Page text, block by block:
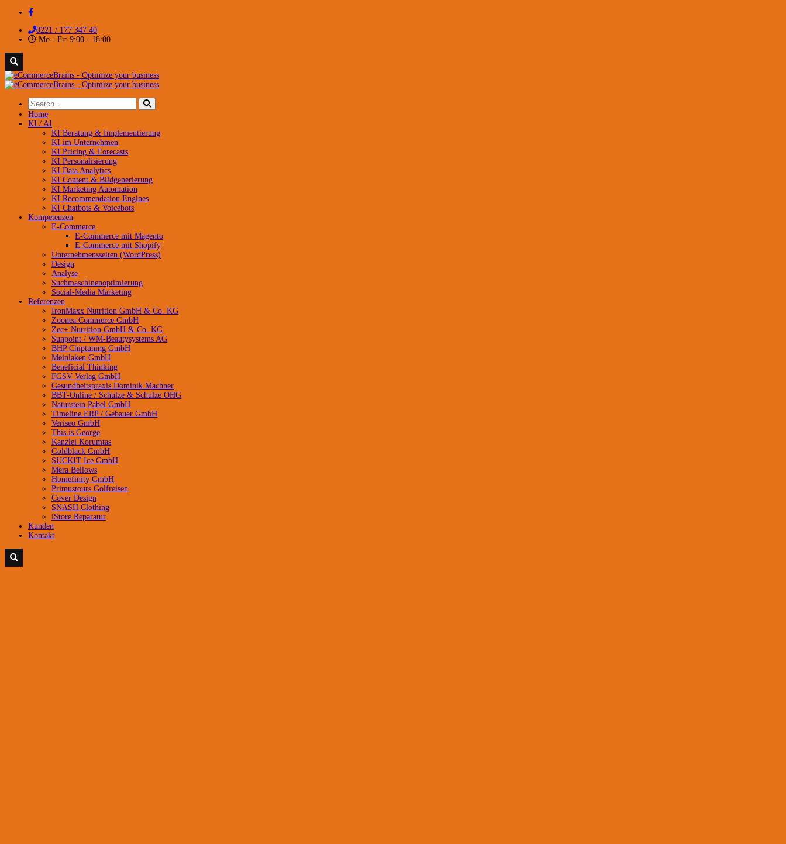
0221 / 177 347 40
Mo - Fr: 9:00 - 18:00
Home
KI / AI
KI Beratung & Implementierung
KI im Unternehmen
KI Pricing & Forecasts
KI Personalisierung
KI Data Analytics
KI Content & Bildgenerierung
KI Marketing Automation
KI Recommendation Engines
KI Chatbots & Voicebots
Kompetenzen
E-Commerce
E-Commerce mit Magento
E-Commerce mit Shopify
Unternehmensseiten (WordPress)
Design
Analyse
Suchmaschinenoptimierung
Social-Media Marketing
Referenzen
IronMaxx Nutrition GmbH & Co. KG
Zoonea Commerce GmbH
Zec+ Nutrition GmbH & Co. KG
Sunpoint / WM-Beautysystems AG
BHP Chiptuning GmbH
Meinlaken GmbH
Beneficial Thinking
FGSV Verlag GmbH
Gesundheitspraxis Dominik Machner
BBT-Online / Schulze & Schulze OHG
Naturstein Pabel GmbH
Timeline ERP / Gebauer GmbH
Veriseo GmbH
This is George
Kanzlei Korumtas
Goldblack GmbH
SUCKIT Ice GmbH
Mera Bellows
Homefinity GmbH
Primustours Golfreisen
Cover Design
SNASH Clothing
iStore Reparatur
Kunden
Kontakt